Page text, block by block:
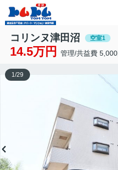
コリンヌ津田沼 空室1
14.5万円 管理/共益費 5,000
1/29